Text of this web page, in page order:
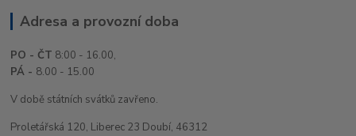
Adresa a provozní doba
PO - ČT 8:00 - 16.00,
PÁ - 8.00 - 15.00
V době státních svátků zavřeno.
Proletářská 120, Liberec 23 Doubí, 46312